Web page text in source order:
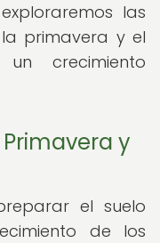
las
primavera y el
crecimiento
y
el suelo
de los